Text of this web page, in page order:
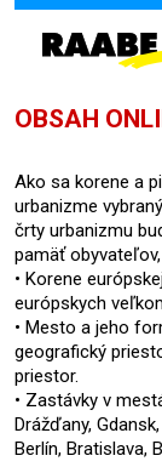
OBSAH
Ako sa korene a
urbanizme
črty urbanizmu
pamäť
• Korene
európskych
• Mesto a jeho
geografický
priestor.
• Zastávky v
Drážďany,
Berlín, Bratislava,